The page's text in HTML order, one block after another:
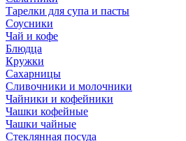
Тарелки для супа и пасты
Соусники
Чай и кофе
Блюдца
Кружки
Сахарницы
Сливочники и молочники
Чайники и кофейники
Чашки кофейные
Чашки чайные
Стеклянная посуда